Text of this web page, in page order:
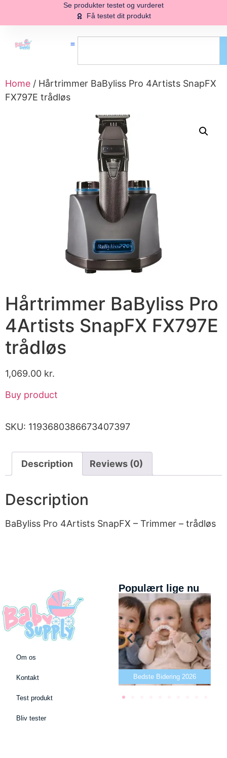
Se produkter testet og vurderet
Få testet dit produkt
Home / Hårtrimmer BaByliss Pro 4Artists SnapFX
FX797E trådløs
Hårtrimmer BaByliss Pro
4Artists SnapFX FX797E
trådløs
1,069.00 kr.
Buy product
SKU: 1193680386673407397
Description Reviews (0)
Description
BaByliss Pro 4Artists SnapFX – Trimmer – trådløs
Om os
Kontakt
Test produkt
Bliv tester
Populært lige nu
Bedste puslepude 2026 Bedste Bidering 2026